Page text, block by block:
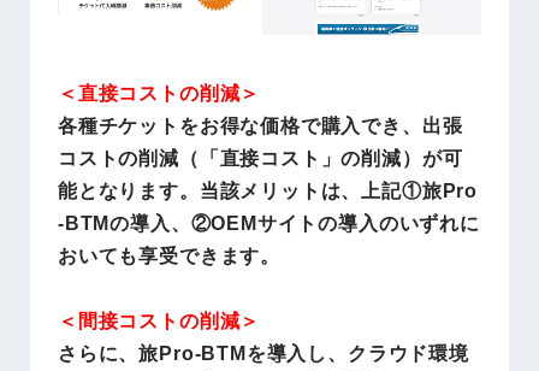
＜直接コストの削減＞
各種チケットをお得な価格で購入でき、出張
コストの削減（「直接コスト」の削減）が可
能となります。当該メリットは、上記①旅Pro
-BTMの導入、②OEMサイトの導入のいずれに
おいても享受できます。
＜間接コストの削減＞
さらに、旅Pro-BTMを導入し、クラウド環境